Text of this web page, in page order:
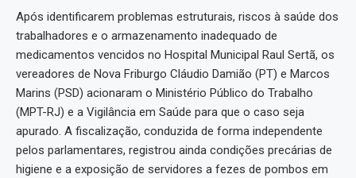
Após identificarem problemas estruturais, riscos à saúde dos
trabalhadores e o armazenamento inadequado de
medicamentos vencidos no Hospital Municipal Raul Sertã, os
vereadores de Nova Friburgo Cláudio Damião (PT) e Marcos
Marins (PSD) acionaram o Ministério Público do Trabalho
(MPT-RJ) e a Vigilância em Saúde para que o caso seja
apurado. A fiscalização, conduzida de forma independente
pelos parlamentares, registrou ainda condições precárias de
higiene e a exposição de servidores a fezes de pombos em